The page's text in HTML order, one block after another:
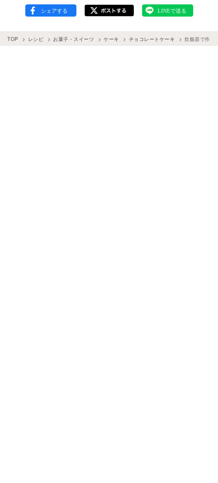
TOP レシピ お菓子・スイーツ ケーキ チョコレートケーキ 炊飯器で作る